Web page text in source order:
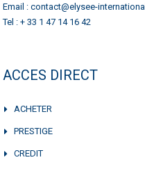
Email : contact@elysee-
Tel : + 33 1 47 14 16 42
ACCES DIRECT
ACHETER
PRESTIGE
CREDIT